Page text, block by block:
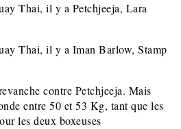
Thai, il y a Petchjeeja, Lara
Thai, il y a Iman Barlow, Stamp
contre Petchjeeja. Mais
entre 50 et 53 Kg, tant que les
les deux boxeuses